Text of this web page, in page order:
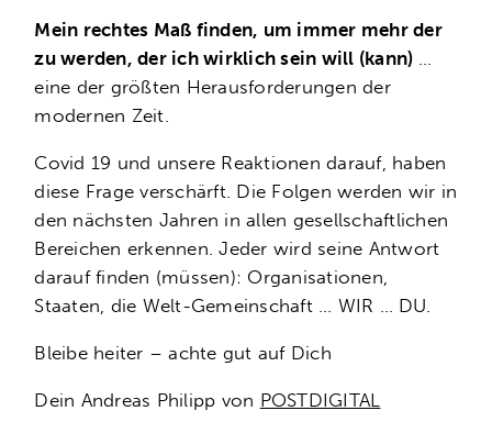
Mein rechtes Maß finden, um immer mehr der
zu werden, der ich wirklich sein will (kann) …
eine der größten Herausforderungen der
modernen Zeit.
Covid 19 und unsere Reaktionen darauf, haben
diese Frage verschärft. Die Folgen werden wir in
den nächsten Jahren in allen gesellschaftlichen
Bereichen erkennen. Jeder wird seine Antwort
darauf finden (müssen): Organisationen,
Staaten, die Welt-Gemeinschaft … WIR … DU.
Bleibe heiter – achte gut auf Dich
Dein Andreas Philipp von POSTDIGITAL